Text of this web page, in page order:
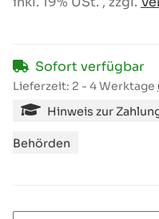
Sofort verfügbar
Lieferzeit: 2 - 4 Werktage
Hinweis zur
Behörden